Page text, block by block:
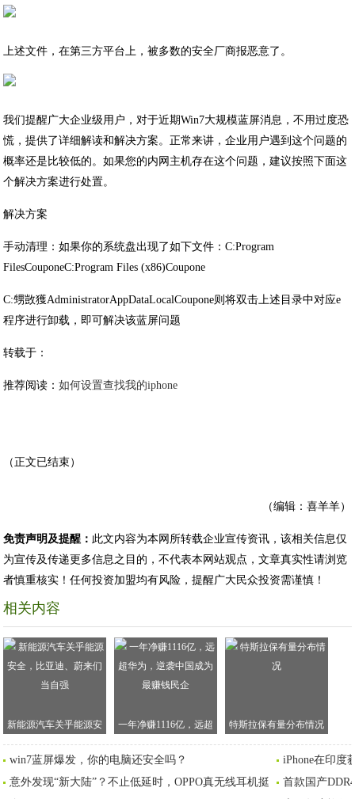
上述文件，在第三方平台上，被多数的安全厂商报恶意了。
我们提醒广大企业级用户，对于近期Win7大规模蓝屏消息，不用过度恐
慌，提供了详细解读和解决方案。正常来讲，企业用户遇到这个问题的
概率还是比较低的。如果您的内网主机存在这个问题，建议按照下面这
个解决方案进行处置。
解决方案
手动清理：如果你的系统盘出现了如下文件：C:Program
FilesCouponeC:Program Files (x86)Coupone
C:甥敳獲AdministratorAppDataLocalCoupone则将双击上述目录中对应e
程序进行卸载，即可解决该蓝屏问题
转载于：
推荐阅读：如何设置查找我的iphone
（正文已结束）
（编辑：喜羊羊）
免责声明及提醒： 此文内容为本网所转载企业宣传资讯，该相关信息仅
为宣传及传递更多信息之目的，不代表本网站观点，文章真实性请浏览
者慎重核实！任何投资加盟均有风险，提醒广大民众投资需谨慎！
相关内容
新能源汽车关乎能源安
全，比亚迪、蔚来们当
自强
一年净赚1116亿，远超
华为，逆袭中国成为最
赚钱民企
特斯拉保有量分布情况
win7蓝屏爆发，你的电脑还安全吗？
iPhone在印度
意外发现“新大陆”？不止低延时，OPPO真无线耳机挺
首款国产